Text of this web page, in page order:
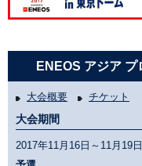
ENEOS アジア
大会概要 チケット
大会期間
2017年11月16日～11月19日